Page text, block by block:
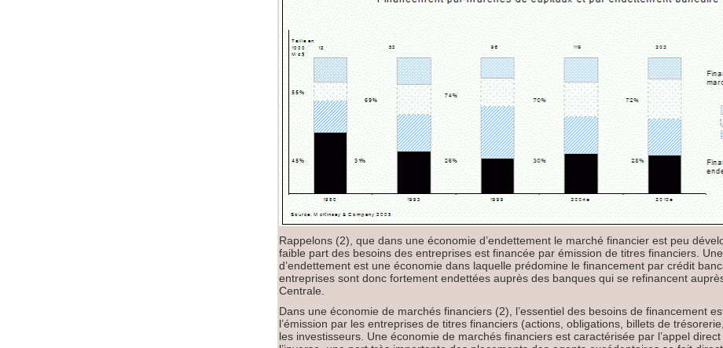
Rappelons (2), que dans une économie d’endettement le marché financier est peu
faible part des besoins des entreprises est financée par émission de titres financiers.
d’endettement est une économie dans laquelle prédomine le financement par crédit
entreprises sont donc fortement endettées auprès des banques qui se refinancent
Centrale.
Dans une économie de marchés financiers (2), l’essentiel des besoins de financement
l’émission par les entreprises de titres financiers (actions, obligations, billets de
les investisseurs. Une économie de marchés financiers est caractérisée par l’appel direct